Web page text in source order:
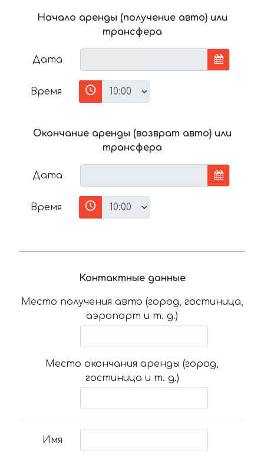
Начало аренды (получение авто) или
трансфера
Дата
Время
Окончание аренды (возврат авто) или
трансфера
Дата
Время
Контактные данные
Место получения авто (город, гостиница,
аэропорт и т. д.)
Место окончания аренды (город,
гостиница и т. д.)
Имя